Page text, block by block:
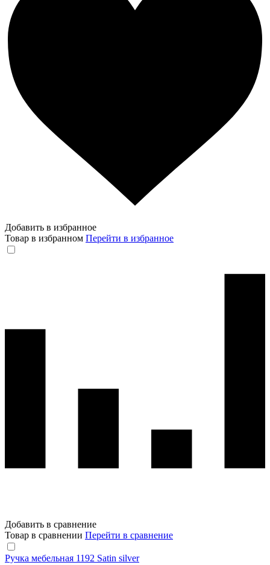
Добавить в избранное
Товар в избранном Перейти в избранное
Добавить в сравнение
Товар в сравнении Перейти в сравнение
Ручка мебельная 1192 Satin silver